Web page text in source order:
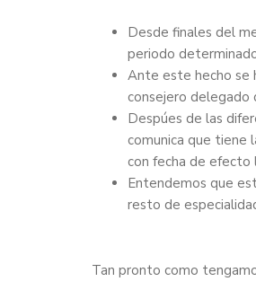
Desde finales del
periodo
Ante este hecho se
consejero delegado
Despúes de las
comunica que tiene
con fecha de efecto
Entendemos que
resto de
Tan pronto como